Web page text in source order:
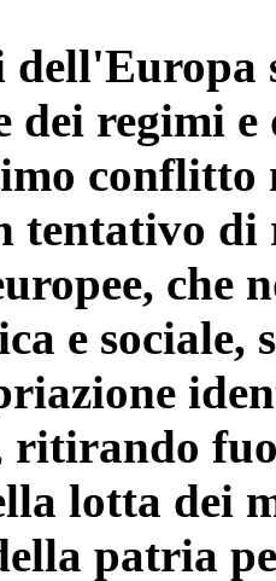
dei regimi
conflitto
tentativo di
che
e
ritirando
lotta dei
patria